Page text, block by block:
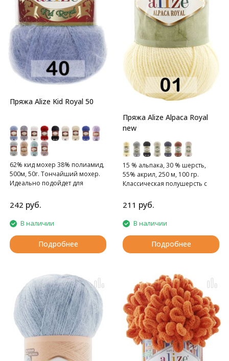
Пряжа Alize Kid Royal 50
62% кид мохер 38% полиамид,
500м, 50г. Тончайший мохер.
Идеально подойдет для
242 руб.
В наличии
Подробнее
Пряжа Alize Alpaca Royal
new
15 % альпака, 30 % шерсть,
55% акрил, 250 м, 100 гр.
Классическая полушерсть с
211 руб.
В наличии
Подробнее